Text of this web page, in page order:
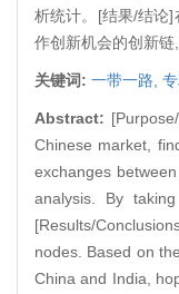
析统计。[结果/结论
作创新机会的创新
关键词: 一带一路,
Abstract:
Chinese market,
exchanges
analysis. By
[Results/
nodes. Based on
China and India,